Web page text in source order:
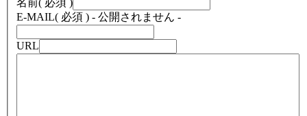
E-MAIL( 必須 ) - 公開されません -
URL